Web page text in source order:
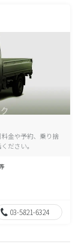
金や予約、乗り捨
ださい。
03-5821-6324